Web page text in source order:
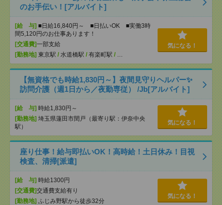
のお手伝い！[アルバイト]
[給 与] ■日給16,840円～ ■日払いOK ■実働3時
間5,120円のお仕事あります！
[交通費]一部支給
[勤務地] 東京駅 / 水道橋駅 / 有楽町駅 /
気になる！
【無資格でも時給1,830円～】夜間見守りヘルパー✨
訪問介護（週1日から／夜勤専従） /Jb[アルバイト]
[給 与] 時給1,830円～
[勤務地] 埼玉県蓮田市閏戸（最寄り駅：伊奈中央
駅）
気になる！
座り仕事！給与即払いOK！高時給！土日休み！目視
検査、清掃[派遣]
[給 与] 時給1300円
[交通費]交通費支給有り
[勤務地] ふじみ野駅から徒歩32分
気になる！